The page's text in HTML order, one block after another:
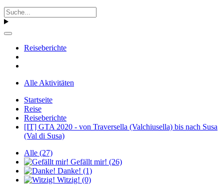
Reiseberichte
Alle Aktivitäten
Startseite
Reise
Reiseberichte
[IT] GTA 2020 - von Traversella (Valchiusella) bis nach Susa
(Val di Susa)
Alle (27)
Gefällt mir! (26)
Danke! (1)
Witzig! (0)